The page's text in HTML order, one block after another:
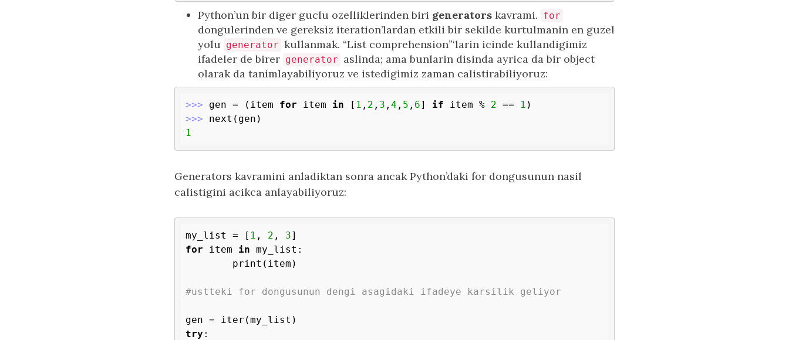
Python’un bir diger guclu ozelliklerinden biri generators kavrami. for
dongulerinden ve gereksiz iteration’lardan etkili bir sekilde kurtulmanin en guzel
yolu generator kullanmak. “List comprehension”‘larin icinde kullandigimiz
ifadeler de birer generator aslinda; ama bunlarin disinda ayrica da bir object
olarak da tanimlayabiliyoruz ve istedigimiz zaman calistirabiliyoruz:
>>> gen = (item for item in [ 1 , 2 , 3 , 4 , 5 , 6] if item % 2 == 1
>>>
1
Generators kavramini anladiktan sonra ancak Python’daki for dongusunun nasil
calistigini acikca anlayabiliyoruz:
my_list = [ 1 , 2 , 3
for item in my_list:
#ustteki for dongusunun dengi asagidaki ifadeye karsilik geliyor
try :